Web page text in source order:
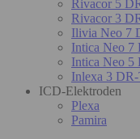
Rivacor 5
Rivacor 3
Ilivia Neo 7
Intica Neo
Intica Neo
Inlexa 3
ICD-Elektroden
Plexa
Pamira